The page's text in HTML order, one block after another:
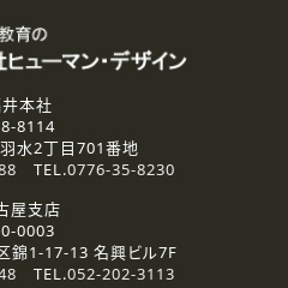
に回答するために利用いたし
メールのいずれかの方法とい
法令等の規定に従う場合を除き、
価基準を満たした委託先に、個
す。
本社
8114
水2丁目701番地
TEL.0776-35-8230
屋支店
0003
錦1-17-13 名興ビル7F
TEL.052-202-3113